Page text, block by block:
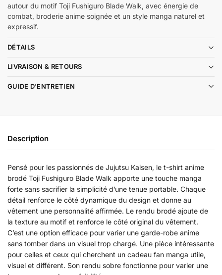
autour du motif Toji Fushiguro Blade Walk, avec énergie de
combat, broderie anime soignée et un style manga naturel et
expressif.
DÉTAILS
LIVRAISON & RETOURS
GUIDE D'ENTRETIEN
Description
Pensé pour les passionnés de Jujutsu Kaisen, le t-shirt anime
brodé Toji Fushiguro Blade Walk apporte une touche manga
forte sans sacrifier la simplicité d’une tenue portable. Chaque
détail renforce le côté dynamique du design et donne au
vêtement une personnalité affirmée. Le rendu brodé ajoute de
la texture au motif et renforce le côté original du vêtement.
C’est une option efficace pour varier une garde-robe anime
sans tomber dans un visuel trop chargé. Une pièce intéressante
pour celles et ceux qui cherchent un cadeau fan manga utile,
visuel et différent. Son rendu sobre fonctionne pour varier une